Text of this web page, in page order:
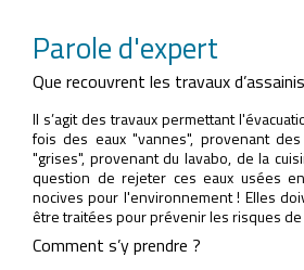
Parole d'expert
Que recouvrent les travaux
Il s’agit des travaux permettant
fois des eaux "vannes", provenant
"grises", provenant du lavabo, de la
question de rejeter ces eaux usées
nocives pour l'environnement ! Elles
être traitées pour prévenir les risques
Comment s’y prendre ?